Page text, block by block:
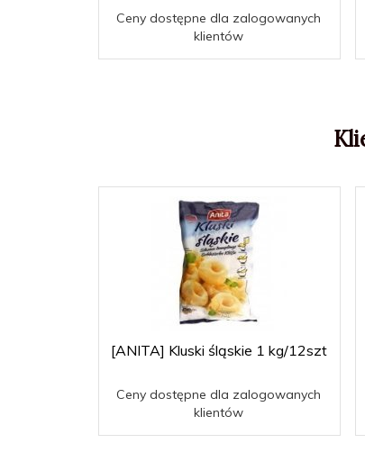
Ceny dostępne dla zalogowanych
klientów
[ANITA] Kluski śląskie 1 kg/12szt
Ceny dostępne dla zalogowanych
klientów